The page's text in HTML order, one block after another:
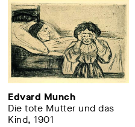
Edvard Munch
Die tote Mutter und das
Kind, 1901